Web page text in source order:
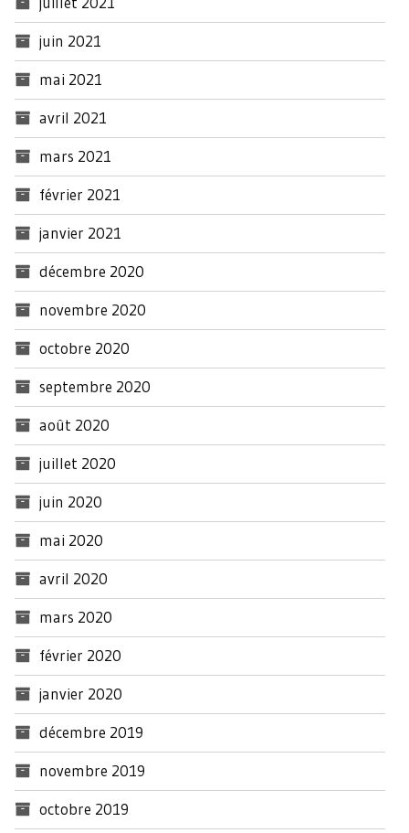
juin 2021
mai 2021
avril 2021
mars 2021
février 2021
janvier 2021
décembre 2020
novembre 2020
octobre 2020
septembre 2020
août 2020
juillet 2020
juin 2020
mai 2020
avril 2020
mars 2020
février 2020
janvier 2020
décembre 2019
novembre 2019
octobre 2019